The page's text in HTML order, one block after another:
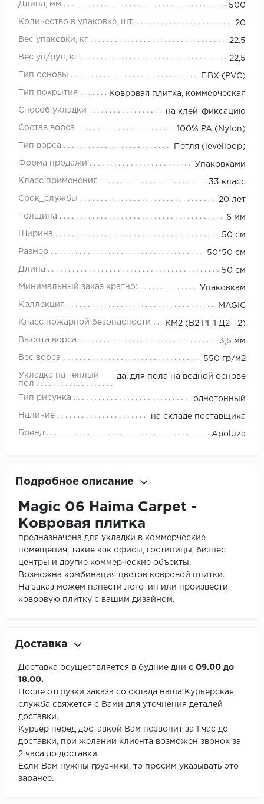
Длина, мм 500
Количество в упаковке, шт. 20
Вес упаковки, кг 22.5
Вес уп/рул, кг 22,5
Тип основы ПВХ (PVC)
Тип покрытия Ковровая плитка, коммерческая
Способ укладки на клей-фиксацию
Состав ворса 100% PA (Nylon)
Тип ворса Петля (levelloop)
Форма продажи Упаковками
Класс применения 33 класс
Срок_службы 20 лет
Толщина 6 мм
Ширина 50 см
Размер 50*50 см
Длина 50 см
Минимальный заказ кратно: Упаковкам
Коллекция MAGIC
Класс пожарной безопасности КМ2 (В2 РП1 Д2 Т2)
Высота ворса 3,5 мм
Вес ворса 550 гр/м2
Укладка на теплый
пол
да, для пола на водной основе
Тип рисунка однотонный
Наличие на складе поставщика
Бренд Apoluza
Подробное описание
Magic 06 Haima Carpet -
Ковровая плитка
предназначена для укладки в коммерческие
помещения, такие как офисы, гостиницы, бизнес
центры и другие коммерческие объекты.
Возможна комбинация цветов ковровой плитки.
На заказ можем нанести логотип или произвести
ковровую плитку с вашим дизайном.
Доставка
Доставка осуществляется в будние дни с 09.00 до
18.00.
После отгрузки заказа со склада наша Курьерская
служба свяжется с Вами для уточнения деталей
доставки.
Курьер перед доставкой Вам позвонит за 1 час до
доставки, при желании клиента возможен звонок за
2 часа до доставки.
Если Вам нужны грузчики, то просим указывать это
заранее.